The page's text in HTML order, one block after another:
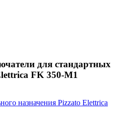
для стандартных
FK 350-M1